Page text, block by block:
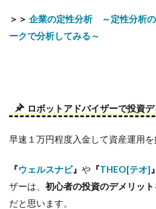
＞＞ 企業の定性分析 ～定性分析
ークで分析してみる～
ロボットアドバイザーで投資
早速１万円程度入金して資産運用を
『ウェルスナビ』 や 『THEO[テオ] 』
ザーは、 初心者の投資のデメリッ
だと思います。